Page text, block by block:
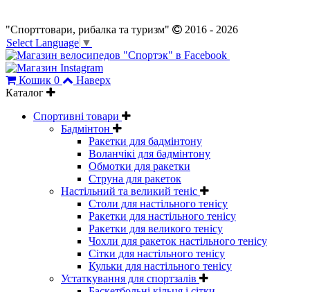
"Спорттовари, рибалка та туризм"
2016 - 2026
Select Language ▼
Кошик 0
Наверх
Каталог
Спортивні товари
Бадмінтон
Ракетки для бадмінтону
Воланчікі для бадмінтону
Обмотки для ракетки
Струна для ракеток
Настільний та великий теніс
Столи для настільного тенісу
Ракетки для настільного тенісу
Ракетки для великого тенісу
Чохли для ракеток настільного тенісу
Сітки для настільного тенісу
Кульки для настільного тенісу
Устаткування для спортзалів